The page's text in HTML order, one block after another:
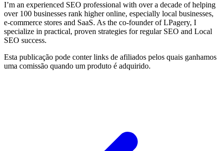
I’m an experienced SEO professional with over a decade of helping
over 100 businesses rank higher online, especially local businesses,
e-commerce stores and SaaS. As the co-founder of LPagery, I
specialize in practical, proven strategies for regular SEO and Local
SEO success.
Esta publicação pode conter links de afiliados pelos quais ganhamos
uma comissão quando um produto é adquirido.